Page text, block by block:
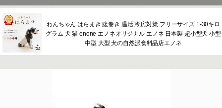
わんちゃん はらまき 腹巻き 温活 冷房対策 フリーサイズ 1-30キロ
グラム 犬 猫 enone エノネオリジナル エノネ 日本製 超小型犬 小型
中型 大型 犬の自然派食料品店エノネ